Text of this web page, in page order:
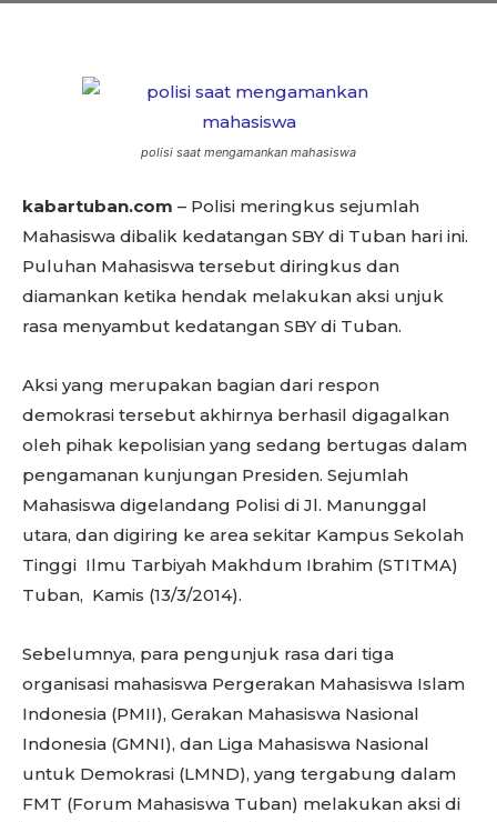
polisi saat mengamankan mahasiswa
kabartuban.com – Polisi meringkus sejumlah
Mahasiswa dibalik kedatangan SBY di Tuban hari ini.
Puluhan Mahasiswa tersebut diringkus dan
diamankan ketika hendak melakukan aksi unjuk
rasa menyambut kedatangan SBY di Tuban.
Aksi yang merupakan bagian dari respon
demokrasi tersebut akhirnya berhasil digagalkan
oleh pihak kepolisian yang sedang bertugas dalam
pengamanan kunjungan Presiden. Sejumlah
Mahasiswa digelandang Polisi di Jl. Manunggal
utara, dan digiring ke area sekitar Kampus Sekolah
Tinggi Ilmu Tarbiyah Makhdum Ibrahim (STITMA)
Tuban, Kamis (13/3/2014).
Sebelumnya, para pengunjuk rasa dari tiga
organisasi mahasiswa Pergerakan Mahasiswa Islam
Indonesia (PMII), Gerakan Mahasiswa Nasional
Indonesia (GMNI), dan Liga Mahasiswa Nasional
untuk Demokrasi (LMND), yang tergabung dalam
FMT (Forum Mahasiswa Tuban) melakukan aksi di